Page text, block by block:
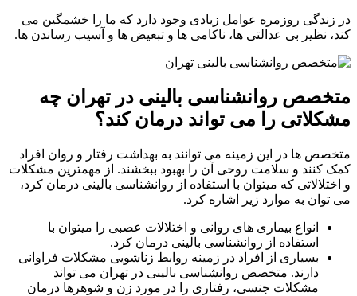
روزمره عوامل زیادی وجود دارد که ما را خشمگین می
نظیر بی عدالتی ها، ناکامی ها و تبعیض ها و آسیب رساندن ها.
روانشناسی بالینی در تهران چه
را می تواند درمان کند؟
ها در این زمینه می توانند به بهداشت رفتار و روان افراد
کنند و سلامت روحی آن را بهبود ببخشند. از مهمترین مشکلات
که میتوان با استفاده از روانشناسی بالینی درمان کرد،
به موارد زیر اشاره کرد.
انواع بیماری های روانی و اختلالات عصبی را میتوان با
استفاده از روانشناسی بالینی درمان کرد.
بسیاری از افراد در زمینه روابط زناشویی مشکلات فراوانی
دارند. متخصص روانشناسی بالینی در تهران می تواند
مشکلات جنسی، رفتاری را در مورد زن و شوهرها درمان